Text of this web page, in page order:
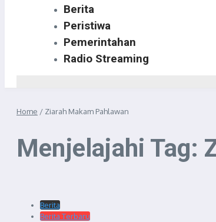
Berita
Peristiwa
Pemerintahan
Radio Streaming
Home / Ziarah Makam Pahlawan
Menjelajahi Tag:
Berita
Berita Terbaru